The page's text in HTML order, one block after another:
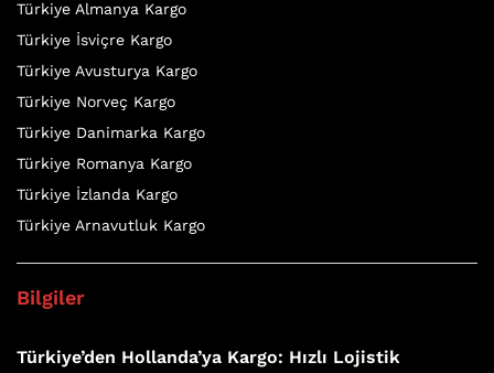
Türkiye Almanya Kargo
Türkiye İsviçre Kargo
Türkiye Avusturya Kargo
Türkiye Norveç Kargo
Türkiye Danimarka Kargo
Türkiye Romanya Kargo
Türkiye İzlanda Kargo
Türkiye Arnavutluk Kargo
Bilgiler
Türkiye’den Hollanda’ya Kargo: Hızlı Lojistik